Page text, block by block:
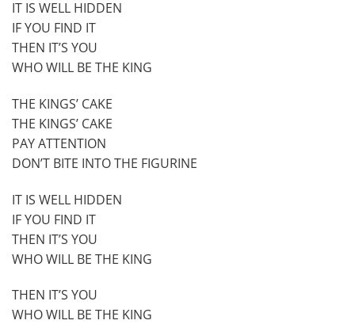
IT IS WELL HIDDEN
IF YOU FIND IT
THEN IT’S YOU
WHO WILL BE THE KING
THE KINGS’ CAKE
THE KINGS’ CAKE
PAY ATTENTION
DON’T BITE INTO THE FIGURINE
IT IS WELL HIDDEN
IF YOU FIND IT
THEN IT’S YOU
WHO WILL BE THE KING
THEN IT’S YOU
WHO WILL BE THE KING